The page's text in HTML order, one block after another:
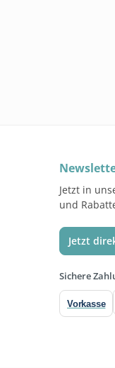
Jetzt in
und
Jetzt
Sichere
Vorkasse